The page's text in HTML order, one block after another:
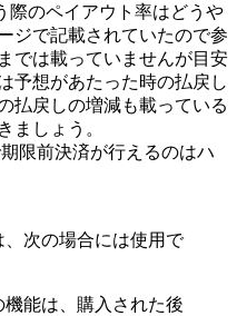
際のペイアウト率はどうや
ジで記載されていたので参
では載っていませんが目安
予想があたった時の払戻し
払戻しの増減も載っている
ましょう。
限前決済が行えるのはハ
次の場合には使用で
能は、購入された後